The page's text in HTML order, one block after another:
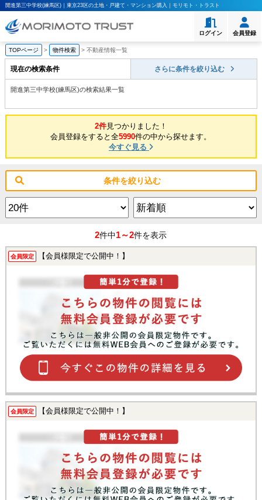
開進第三中学校(練馬区)｜東京23区の土地・戸建て・マンション購入｜モリモト・トラスト
ログイン 会員登録
TOPページ > 物件検索 > 不動産情報一覧
現在の検索条件 さらに条件を絞り込む
開進第三中学校(練馬区)の検索結果一覧
2件見つかりました！
会員登録をすると全5990件の中から探せます。
今すぐ見る
条件を絞り込む
2件中1～2件を表示
会員限定 【会員様限定で公開中！】
会員限定 【会員様限定で公開中！】